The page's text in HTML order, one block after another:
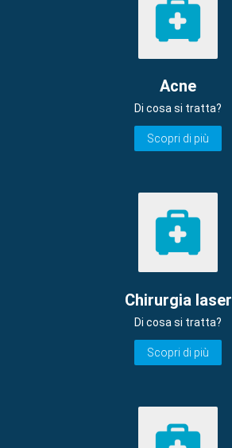
Acne
Di cosa si tratta?
Scopri di più
Chirurgia laser
Di cosa si tratta?
Scopri di più